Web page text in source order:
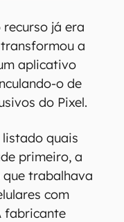
já era
a
aplicativo
o de
do Pixel.
quais
primeiro, a
trabalhava
com
fabricante